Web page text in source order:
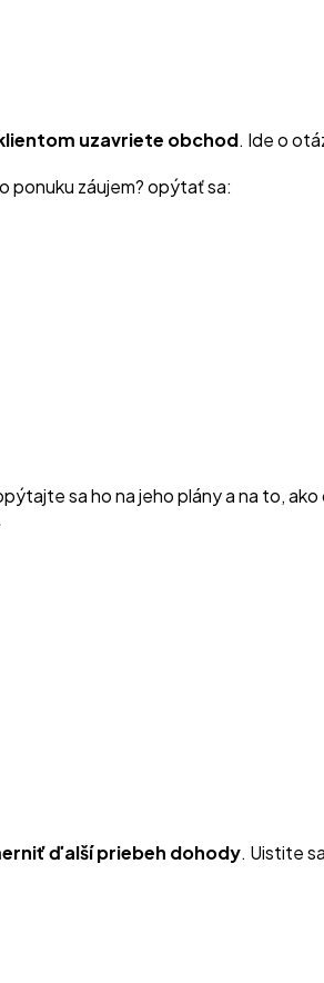
uzavriete obchod. Ide o
ponuku záujem? opýtať sa:
sa ho na jeho plány a na to,
ďalší priebeh dohody. Uistite